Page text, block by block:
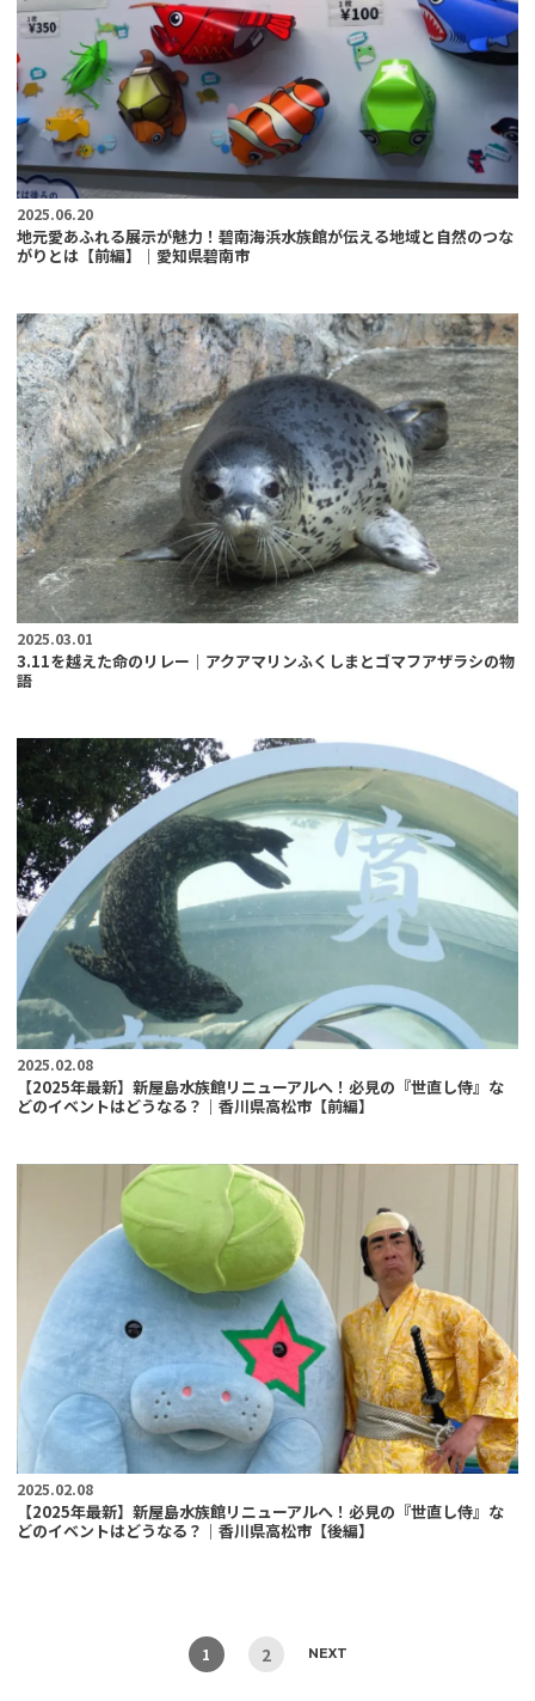
2025.06.20
地元愛あふれる展示が魅力！碧南海浜水族館が伝える地域と自然のつな
がりとは【前編】｜愛知県碧南市
2025.03.01
3.11を越えた命のリレー｜アクアマリンふくしまとゴマフアザラシの物
語
2025.02.08
【2025年最新】新屋島水族館リニューアルへ！必見の『世直し侍』な
どのイベントはどうなる？｜香川県高松市【前編】
2025.02.08
【2025年最新】新屋島水族館リニューアルへ！必見の『世直し侍』な
どのイベントはどうなる？｜香川県高松市【後編】
1 2 NEXT